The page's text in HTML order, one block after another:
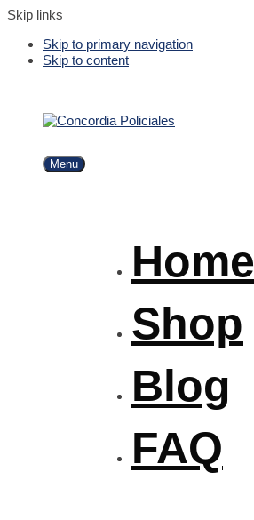
Skip links
Skip to primary navigation
Skip to content
Menu
Home
Shop
Blog
FAQ